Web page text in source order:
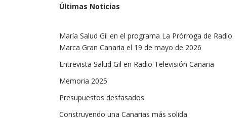
Últimas Noticias
María Salud Gil en el programa La Prórroga de Radio
Marca Gran Canaria el 19 de mayo de 2026
Entrevista Salud Gil en Radio Televisión Canaria
Memoria 2025
Presupuestos desfasados
Construyendo una Canarias más solida